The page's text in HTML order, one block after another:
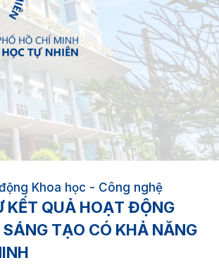
Khoa học - Công nghệ
KẾT QUẢ HOẠT ĐỘNG
TẠO CÓ KHẢ NĂNG